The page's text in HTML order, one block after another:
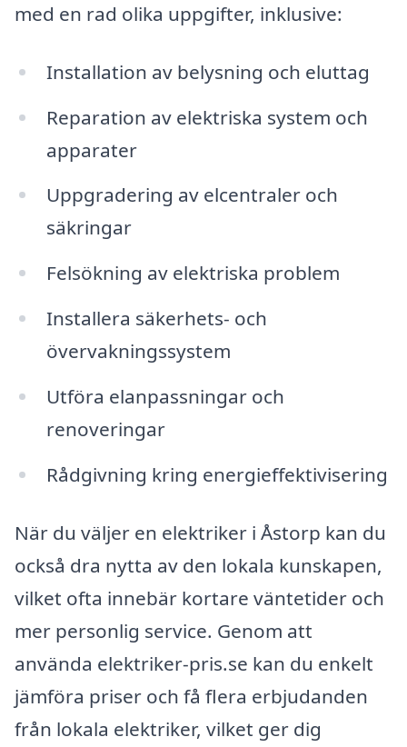
med en rad olika uppgifter, inklusive:
Installation av belysning och eluttag
Reparation av elektriska system och
apparater
Uppgradering av elcentraler och
säkringar
Felsökning av elektriska problem
Installera säkerhets- och
övervakningssystem
Utföra elanpassningar och
renoveringar
Rådgivning kring energieffektivisering
När du väljer en elektriker i Åstorp kan du
också dra nytta av den lokala kunskapen,
vilket ofta innebär kortare väntetider och
mer personlig service. Genom att
använda elektriker-pris.se kan du enkelt
jämföra priser och få flera erbjudanden
från lokala elektriker, vilket ger dig